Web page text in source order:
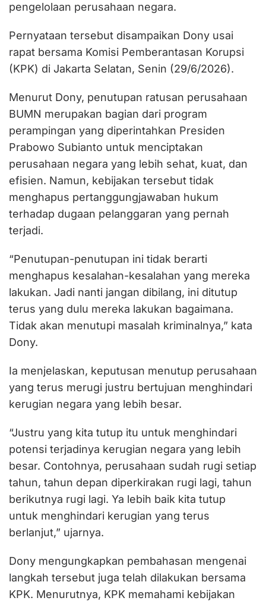
pengelolaan perusahaan negara.
Pernyataan tersebut disampaikan Dony usai
rapat bersama Komisi Pemberantasan Korupsi
(KPK) di Jakarta Selatan, Senin (29/6/2026).
Menurut Dony, penutupan ratusan perusahaan
BUMN merupakan bagian dari program
perampingan yang diperintahkan Presiden
Prabowo Subianto untuk menciptakan
perusahaan negara yang lebih sehat, kuat, dan
efisien. Namun, kebijakan tersebut tidak
menghapus pertanggungjawaban hukum
terhadap dugaan pelanggaran yang pernah
terjadi.
“Penutupan-penutupan ini tidak berarti
menghapus kesalahan-kesalahan yang mereka
lakukan. Jadi nanti jangan dibilang, ini ditutup
terus yang dulu mereka lakukan bagaimana.
Tidak akan menutupi masalah kriminalnya,” kata
Dony.
Ia menjelaskan, keputusan menutup perusahaan
yang terus merugi justru bertujuan menghindari
kerugian negara yang lebih besar.
“Justru yang kita tutup itu untuk menghindari
potensi terjadinya kerugian negara yang lebih
besar. Contohnya, perusahaan sudah rugi setiap
tahun, tahun depan diperkirakan rugi lagi, tahun
berikutnya rugi lagi. Ya lebih baik kita tutup
untuk menghindari kerugian yang terus
berlanjut,” ujarnya.
Dony mengungkapkan pembahasan mengenai
langkah tersebut juga telah dilakukan bersama
KPK. Menurutnya, KPK memahami kebijakan